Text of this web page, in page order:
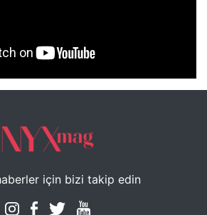
Etkinliği
için bizi takip edin